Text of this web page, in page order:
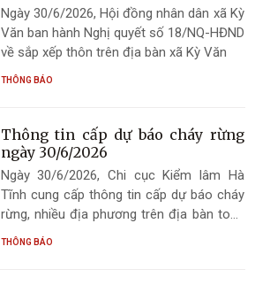
Ngày 30/6/2026, Hội đồng nhân dân xã Kỳ
Văn ban hành Nghị quyết số 18/NQ-HĐND
về sắp xếp thôn trên địa bàn xã Kỳ Văn
THÔNG BÁO
Thông tin cấp dự báo cháy rừng
ngày 30/6/2026
Ngày 30/6/2026, Chi cục Kiểm lâm Hà
Tĩnh cung cấp thông tin cấp dự báo cháy
rừng, nhiều địa phương trên địa bàn toàn
tỉnh dự báo cháy rừng cấp III (cấp cao),
THÔNG BÁO